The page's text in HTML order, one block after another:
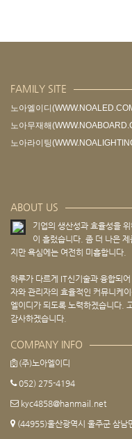
FAMILY SITE
노아엘이디
노아무재해
노아라이팅
ABOUT US
기업의 생산성과 효율성을
이 흘렀습니다. 좀 더 나은
지만 욕심에는 여전히 미흡합니다.
하루가 다르게 IT신기술과 융합되
자와 관리자의 효율적인 커뮤니케
엘이디가 되도록 노력하겠습니다.
감사하겠습니다.
COMPANY INFO
(주)노아엘이디
052) 275-4194
kyc4858@hanmail.net
(44955)울산광역시 울주군 삼남